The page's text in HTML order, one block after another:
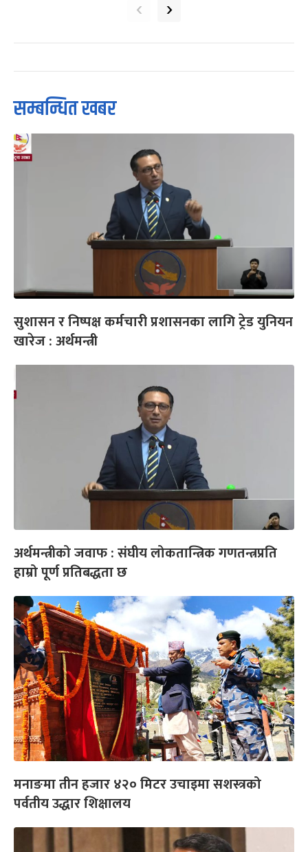
‹ ›
सम्बन्धित खबर
सुशासन र निष्पक्ष कर्मचारी प्रशासनका लागि ट्रेड युनियन
खारेज : अर्थमन्त्री
अर्थमन्त्रीको जवाफ : संघीय लोकतान्त्रिक गणतन्त्रप्रति
हाम्रो पूर्ण प्रतिबद्धता छ
मनाङमा तीन हजार ४२० मिटर उचाइमा सशस्त्रको
पर्वतीय उद्धार शिक्षालय